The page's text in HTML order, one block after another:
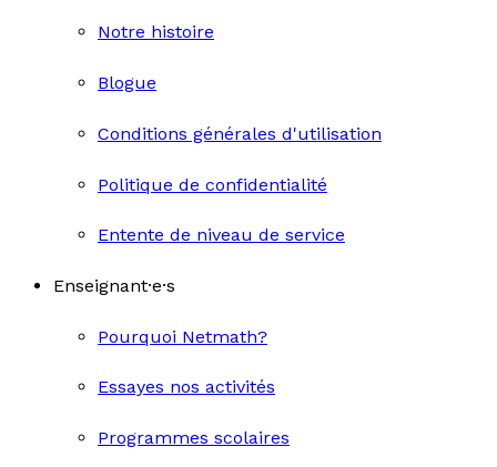
Notre histoire
Blogue
Conditions générales d'utilisation
Politique de confidentialité
Entente de niveau de service
Enseignant·e·s
Pourquoi Netmath?
Essayes nos activités
Programmes scolaires